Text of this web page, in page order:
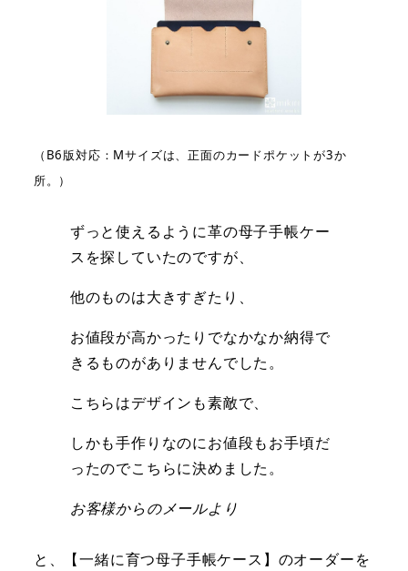
（B6版対応：Mサイズは、正面のカードポケットが3か
所。）
ずっと使えるように革の母子手帳ケー
スを探していたのですが、
他のものは大きすぎたり、
お値段が高かったりでなかなか納得で
きるものがありませんでした。
こちらはデザインも素敵で、
しかも手作りなのにお値段もお手頃だ
ったのでこちらに決めました。
お客様からのメールより
と、【一緒に育つ母子手帳ケース】のオーダーを